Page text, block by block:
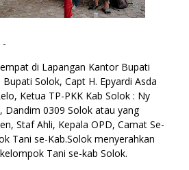
-
di Lapangan Kantor Bupati
Solok, Capt H. Epyardi Asda
Ketua TP-PKK Kab Solok : Ny
Dandim 0309 Solok atau yang
Staf Ahli, Kepala OPD, Camat Se-
Tani se-Kab.Solok menyerahkan
Tani se-kab Solok.